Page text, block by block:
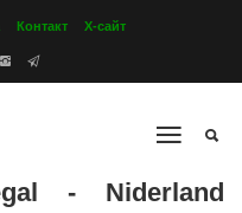
Контакт Х-сайт
- Niderland